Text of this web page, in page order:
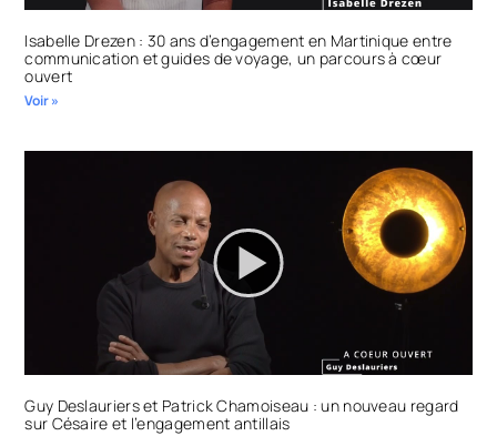
Isabelle Drezen : 30 ans d’engagement en Martinique entre
communication et guides de voyage, un parcours à cœur
ouvert
Voir »
Guy Deslauriers et Patrick Chamoiseau : un nouveau regard
sur Césaire et l’engagement antillais